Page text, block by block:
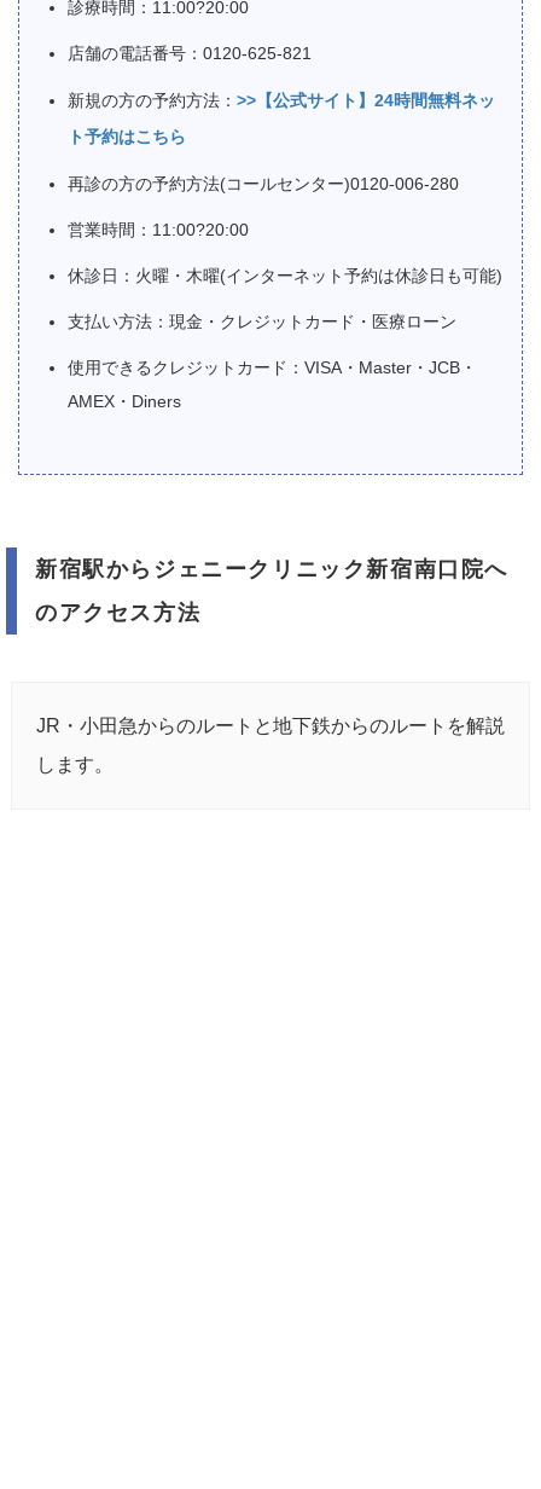
診療時間：11:00?20:00
店舗の電話番号：0120-625-821
新規の方の予約方法： >>【公式サイト】24時間無料ネッ
ト予約はこちら
再診の方の予約方法(コールセンター)0120-006-280
営業時間：11:00?20:00
休診日：火曜・木曜(インターネット予約は休診日も可能)
支払い方法：現金・クレジットカード・医療ローン
使用できるクレジットカード：VISA・Master・JCB・
AMEX・Diners
新宿駅からジェニークリニック新宿南口院へ
のアクセス方法
JR・小田急からのルートと地下鉄からのルートを解説
します。